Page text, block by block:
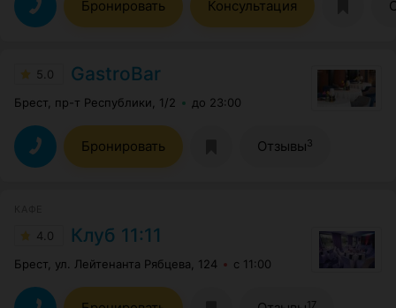
Бронировать Консультация
5.0 GastroBar
Брест, пр-т Республики, 1/2 до 23:00
Бронировать Отзывы3
4.0 Клуб 11:11
Брест, ул. Лейтенанта Рябцева, 124 с 11:00
17